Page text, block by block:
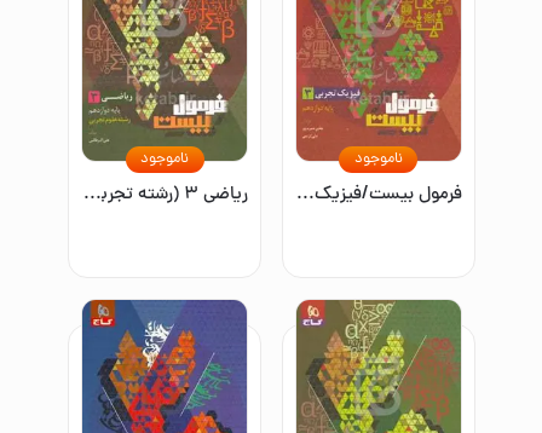
فرمول بیست/فیزیک ۳ تجربی/پایه دوازدهم
ناموجود
ریاضی ۳ (رشته تجربی)رشته علوم تجربی
ناموجود